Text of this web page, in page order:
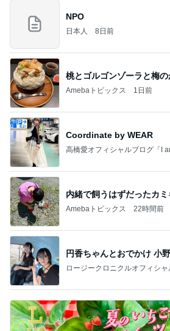
NPO
日本人 8日前
桃とゴルゴンゾーラと梅
Amebaトピックス 1日前
Coordinate by WEAR
高橋愛オフィシャルブログ「I
内緒で飼うはずだったカ
Amebaトピックス 22時間前
円香ちゃんとおでかけ 小
ロージークロニクルオフィシャ